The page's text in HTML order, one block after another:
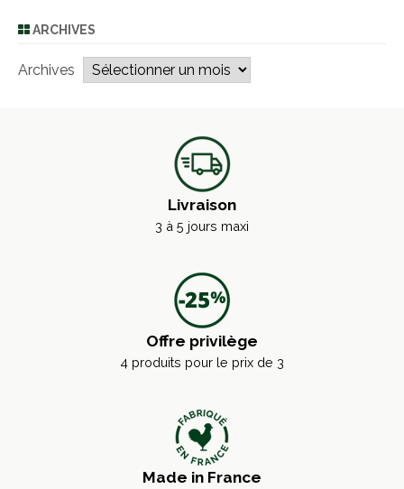
ARCHIVES
Archives
Livraison
3 à 5 jours maxi
Offre privilège
4 produits pour le prix de 3
Made in France